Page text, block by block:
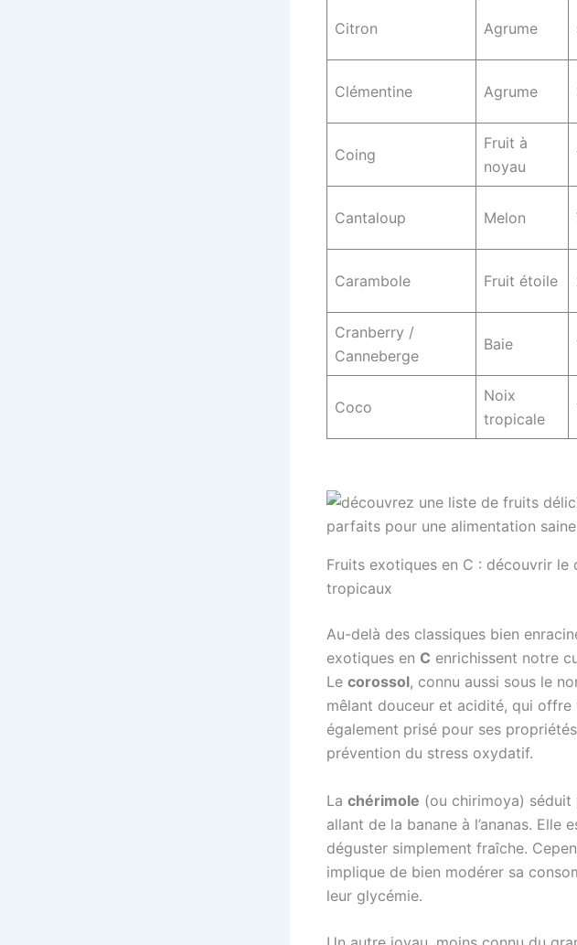
Citron Agrume
Clémentine Agrume
Coing
Fruit à
noyau
Cantaloup Melon
Carambole Fruit étoile
Cranberry /
Canneberge
Baie
Coco
Noix
tropicale
Fruits exotiques en C : découvrir le
tropicaux
Au-delà des classiques bien
exotiques en C enrichissent notre
Le corossol, connu aussi sous le
mêlant douceur et acidité, qui
également prisé pour ses
prévention du stress oxydatif.
La chérimole (ou chirimoya)
allant de la banane à l’ananas.
déguster simplement fraîche.
implique de bien modérer sa
leur glycémie.